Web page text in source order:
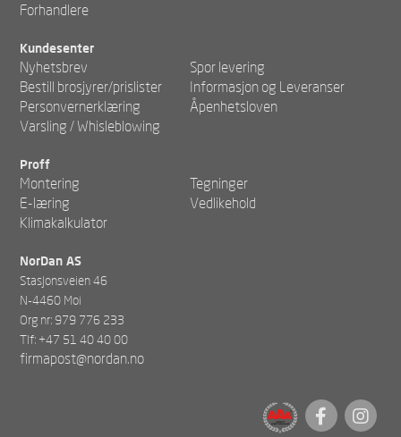
Forhandlere
Kundesenter
Nyhetsbrev
Spor levering
Bestill brosjyrer/prislister
Informasjon og Leveranser
Personvernerklæring
Åpenhetsloven
Varsling / Whisleblowing
Proff
Montering
Tegninger
E-læring
Vedlikehold
Klimakalkulator
NorDan AS
Stasjonsveien 46
N-4460 Moi
Org nr: 979 776 233
Tlf: +47 51 40 40 00
firmapost@nordan.no